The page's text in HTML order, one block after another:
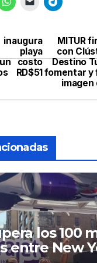
MITUR
con
Destino
fomentar y
imagen
playa
costo
RD$51
los 100
entre New